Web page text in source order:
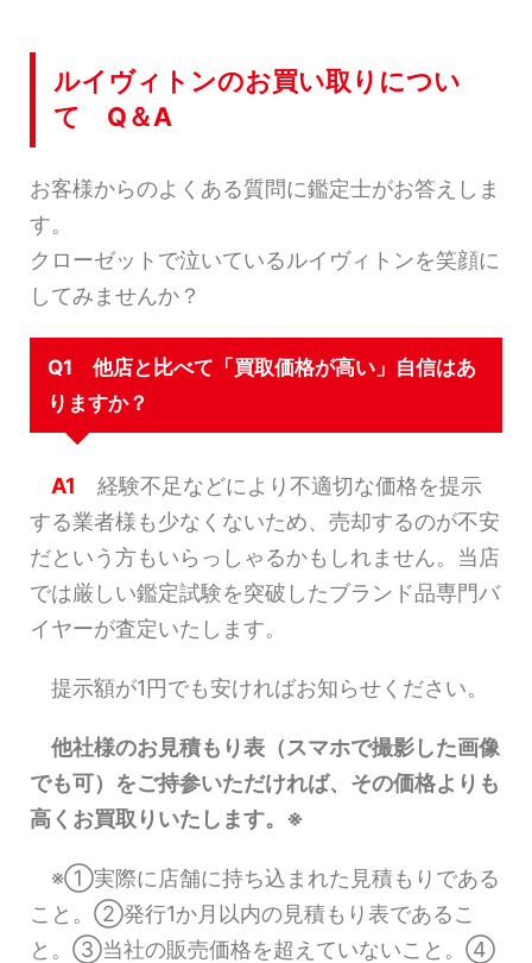
ルイヴィトンのお買い取りについ
て Q＆A
お客様からのよくある質問に鑑定士がお答えしま
す。
クローゼットで泣いているルイヴィトンを笑顔に
してみませんか？
Q1 他店と比べて「買取価格が高い」自信はあ
りますか？
A1 経験不足などにより不適切な価格を提示
する業者様も少なくないため、売却するのが不安
だという方もいらっしゃるかもしれません。当店
では厳しい鑑定試験を突破したブランド品専門バ
イヤーが査定いたします。
提示額が1円でも安ければお知らせください。
他社様のお見積もり表（スマホで撮影した画像
でも可）をご持参いただければ、その価格よりも
高くお買取りいたします。※
※①実際に店舗に持ち込まれた見積もりである
こと。②発行1か月以内の見積もり表であるこ
と。③当社の販売価格を超えていないこと。④